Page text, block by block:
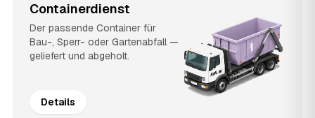
Containerdienst
Der passende Container für
Bau-, Sperr- oder Gartenabfall —
geliefert und abgeholt.
Details